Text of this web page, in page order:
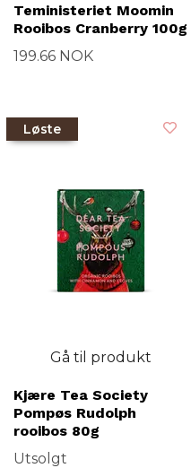
Teministeriet Moomin
Rooibos Cranberry 100g
199.66 NOK
Løste
Gå til produkt
Kjære Tea Society
Pompøs Rudolph
rooibos 80g
Utsolgt